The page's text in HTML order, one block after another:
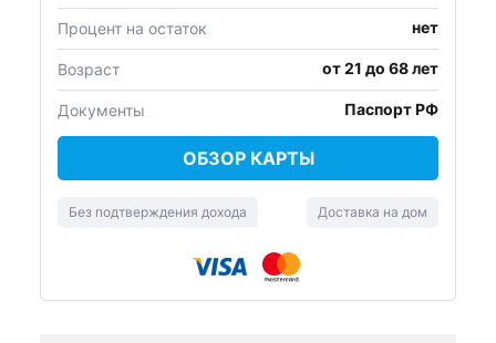
Процент на остаток нет
Возраст от 21 до 68 лет
Документы Паспорт РФ
ОБЗОР КАРТЫ
Без подтверждения дохода Доставка на дом